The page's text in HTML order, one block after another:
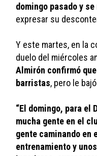
domingo pasado y
expresar su
Y este martes, en la
Almirón confirmó
barristas, pero le
“El domingo, para el
mucha gente en el
gente caminando en
entrenamiento y